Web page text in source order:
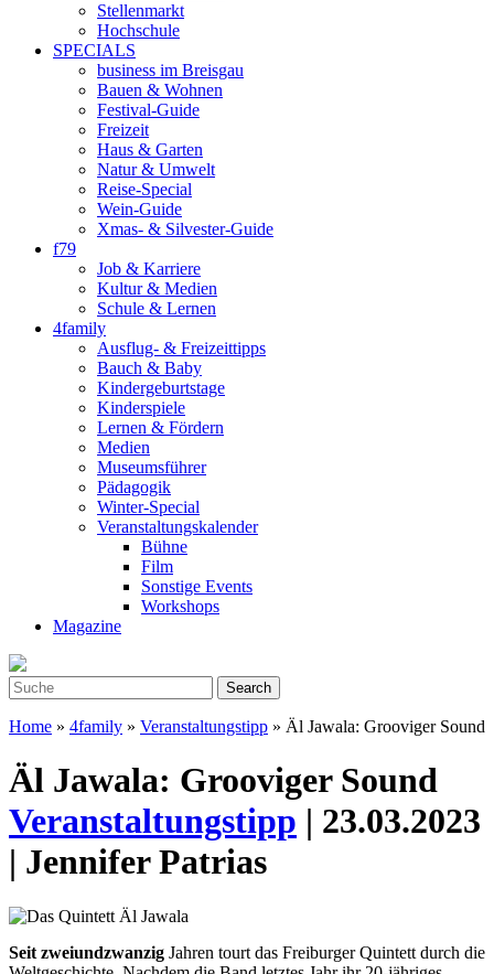
Stellenmarkt
Hochschule
SPECIALS
business im Breisgau
Bauen & Wohnen
Festival-Guide
Freizeit
Haus & Garten
Natur & Umwelt
Reise-Special
Wein-Guide
Xmas- & Silvester-Guide
f79
Job & Karriere
Kultur & Medien
Schule & Lernen
4family
Ausflug- & Freizeittipps
Bauch & Baby
Kindergeburtstage
Kinderspiele
Lernen & Fördern
Medien
Museumsführer
Pädagogik
Winter-Special
Veranstaltungskalender
Bühne
Film
Sonstige Events
Workshops
Magazine
Home » 4family » Veranstaltungstipp » Äl Jawala: Grooviger Sound
Äl Jawala: Grooviger Sound
Veranstaltungstipp | 23.03.2023
| Jennifer Patrias
Seit zweiundzwanzig Jahren tourt das Freiburger Quintett durch die